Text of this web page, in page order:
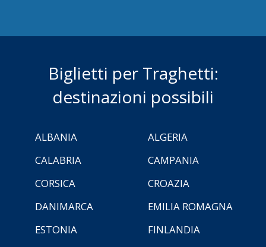
Biglietti per Traghetti:
destinazioni possibili
ALBANIA
ALGERIA
CALABRIA
CAMPANIA
CORSICA
CROAZIA
DANIMARCA
EMILIA ROMAGNA
ESTONIA
FINLANDIA